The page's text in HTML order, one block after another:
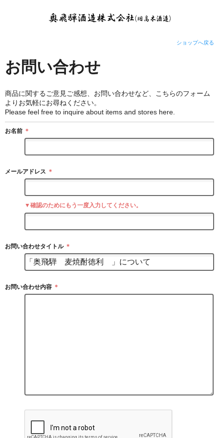
ショップへ戻る
お問い合わせ
商品に関するご意見ご感想、お問い合わせなど、こちらのフォーム
よりお気軽にお尋ねください。
Please feel free to inquire about items and stores here.
お名前 ＊
メールアドレス ＊
▼確認のためにもう一度入力してください。
お問い合わせタイトル ＊
お問い合わせ内容 ＊